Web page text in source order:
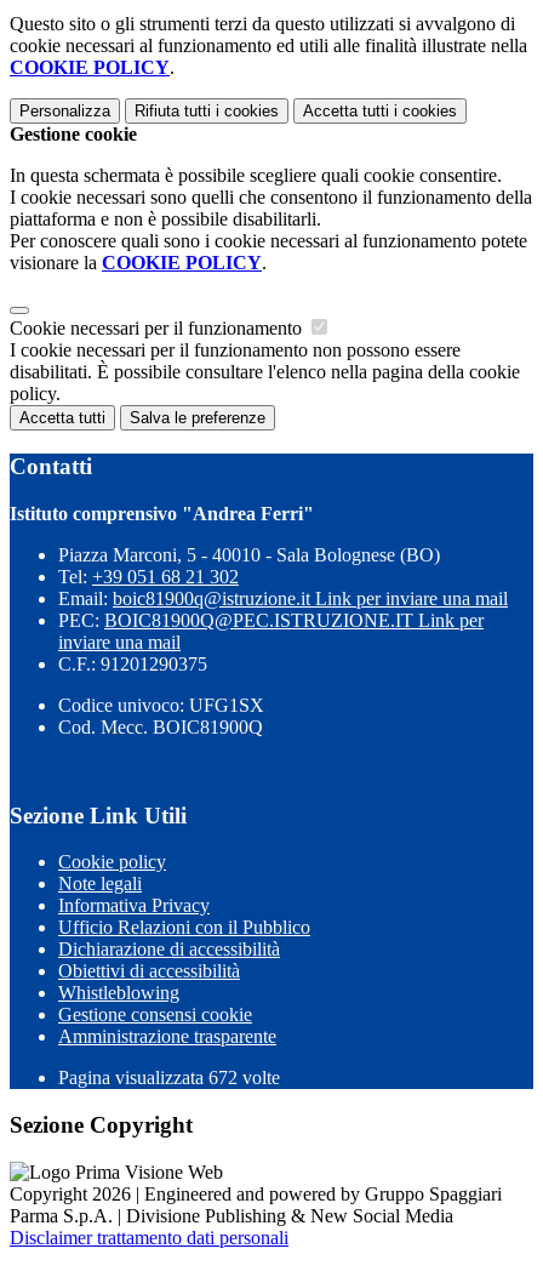
Questo sito o gli strumenti terzi da questo utilizzati si avvalgono di
cookie necessari al funzionamento ed utili alle finalità illustrate nella
COOKIE POLICY.
Personalizza Rifiuta tutti i cookies Accetta tutti i cookies
Gestione cookie
In questa schermata è possibile scegliere quali cookie consentire.
I cookie necessari sono quelli che consentono il funzionamento della
piattaforma e non è possibile disabilitarli.
Per conoscere quali sono i cookie necessari al funzionamento potete
visionare la COOKIE POLICY.
Cookie necessari per il funzionamento
I cookie necessari per il funzionamento non possono essere
disabilitati. È possibile consultare l'elenco nella pagina della cookie
policy.
Accetta tutti Salva le preferenze
Contatti
Istituto comprensivo "Andrea Ferri"
Piazza Marconi, 5 - 40010 - Sala Bolognese (BO)
Tel: +39 051 68 21 302
Email: boic81900q@istruzione.it Link per inviare una mail
PEC: BOIC81900Q@PEC.ISTRUZIONE.IT Link per
inviare una mail
C.F.: 91201290375
Codice univoco: UFG1SX
Cod. Mecc. BOIC81900Q
Sezione Link Utili
Cookie policy
Note legali
Informativa Privacy
Ufficio Relazioni con il Pubblico
Dichiarazione di accessibilità
Obiettivi di accessibilità
Whistleblowing
Gestione consensi cookie
Amministrazione trasparente
Pagina visualizzata 672 volte
Sezione Copyright
Copyright 2026 | Engineered and powered by Gruppo Spaggiari
Parma S.p.A. | Divisione Publishing & New Social Media
Disclaimer trattamento dati personali